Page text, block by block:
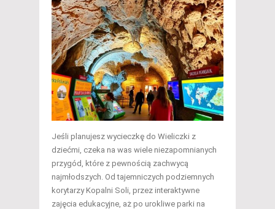
Jeśli planujesz wycieczkę do Wieliczki z
dziećmi, czeka na was wiele niezapomnianych
przygód, które z pewnością zachwycą
najmłodszych. Od tajemniczych podziemnych
korytarzy Kopalni Soli, przez interaktywne
zajęcia edukacyjne, aż po urokliwe parki na